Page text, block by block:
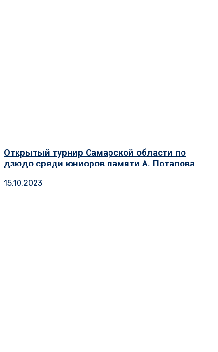
Открытый турнир Самарской области по
дзюдо среди юниоров памяти А. Потапова
15.10.2023